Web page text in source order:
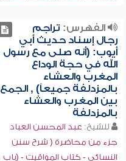
الفهرس: تراجم
رجال إسناد حديث أبي
أيوب: (أنه صلى مع رسول
الله في حجة الوداع
المغرب والعشاء
بالمزدلفة جميعاً) , الجمع
بين المغرب والعشاء
بالمزدلفة
للشيخ: عبد المحسن العباد
جزء من محاضرة ( شرح سنن
النسائي - كتاب المواقيت - (باب